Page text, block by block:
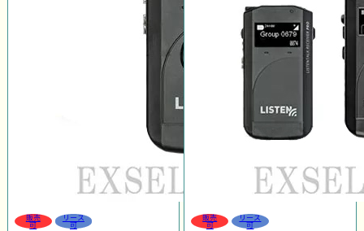
販売
可
リース
可
販売
可
リース
可